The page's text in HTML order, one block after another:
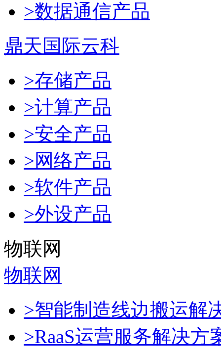
>数据通信产品
鼎天国际云科
>存储产品
>计算产品
>安全产品
>网络产品
>软件产品
>外设产品
物联网
物联网
>智能制造线边搬运解
>RaaS运营服务解决方